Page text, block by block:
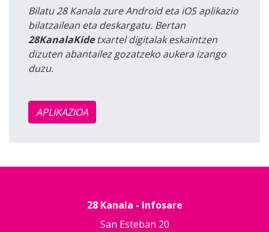
Bilatu 28 Kanala zure Android eta iOS aplikazio
bilatzailean eta deskargatu. Bertan
28KanalaKidetxartel digitalak eskaintzen
dizuten abantailez gozatzeko aukera izango
duzu.
APLIKAZIOA
28 Kanala - Infosare
San Esteban 20